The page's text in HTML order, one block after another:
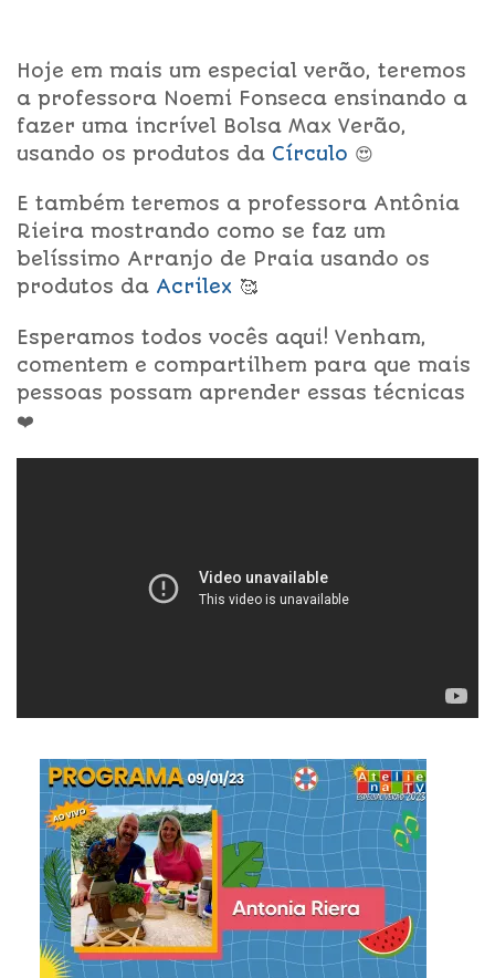
Hoje em mais um especial verão, teremos
a professora Noemi Fonseca ensinando a
fazer uma incrível Bolsa Max Verão,
usando os produtos da Círculo 😍
E também teremos a professora Antônia
Rieira mostrando como se faz um
belíssimo Arranjo de Praia usando os
produtos da Acrilex 🥰
Esperamos todos vocês aqui! Venham,
comentem e compartilhem para que mais
pessoas possam aprender essas técnicas
❤️